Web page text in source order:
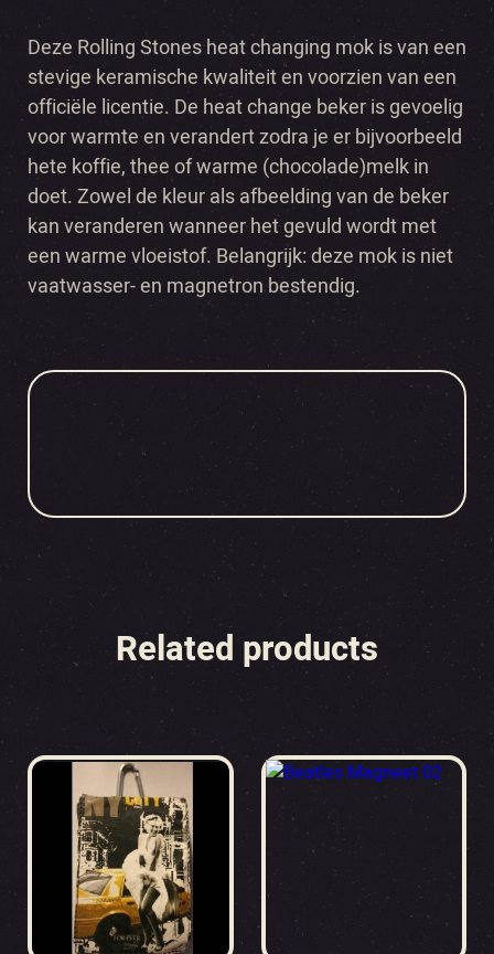
Deze Rolling Stones heat changing mok is van een
stevige keramische kwaliteit en voorzien van een
officiële licentie. De heat change beker is gevoelig
voor warmte en verandert zodra je er bijvoorbeeld
hete koffie, thee of warme (chocolade)melk in
doet. Zowel de kleur als afbeelding van de beker
kan veranderen wanneer het gevuld wordt met
een warme vloeistof. Belangrijk: deze mok is niet
vaatwasser- en magnetron bestendig.
Related products